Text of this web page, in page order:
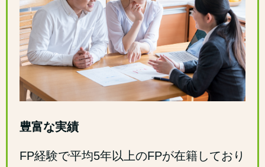
豊富な実績
FP経験で平均5年以上のFPが在籍しており